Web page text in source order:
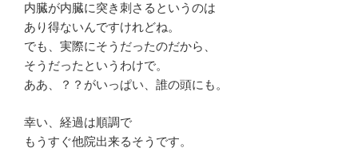
内臓が内臓に突き刺さるというのは
あり得ないんですけれどね。
でも、実際にそうだったのだから、
そうだったというわけで。
ああ、？？がいっぱい、誰の頭にも。
幸い、経過は順調で
もうすぐ他院出来るそうです。